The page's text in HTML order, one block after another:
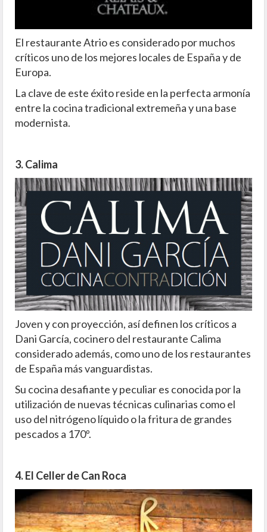
El restaurante Atrio es considerado por muchos
críticos uno de los mejores locales de España y de
Europa.
La clave de este éxito reside en la perfecta armonía
entre la cocina tradicional extremeña y una base
modernista.
3. Calima
Joven y con proyección, así definen los críticos a
Dani García, cocinero del restaurante Calima
considerado además, como uno de los restaurantes
de España más vanguardistas.
Su cocina desafiante y peculiar es conocida por la
utilización de nuevas técnicas culinarias como el
uso del nitrógeno líquido o la fritura de grandes
pescados a 170º.
4. El Celler de Can Roca